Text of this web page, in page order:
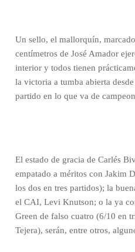
Un sello, el mallorquín,
centímetros de José Amador
interior y todos tienen
la victoria a tumba abierta
partido en lo que va de
El estado de gracia de Carlés
empatado a méritos con Jakim
los dos en tres partidos); la
el CAI, Levi Knutson; o la ya
Green de falso cuatro (6/10 en
Tejera), serán, entre otros,